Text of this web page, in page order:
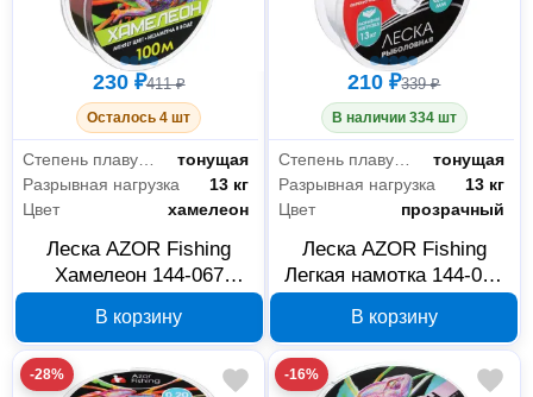
230 ₽411 ₽
Осталось 4 шт
Степень плавучести
тонущая
Разрывная нагрузка
13 кг
Цвет
хамелеон
Леска AZOR Fishing
Хамелеон 144-067
кг
В корзину
210 ₽339 ₽
В наличии 334 шт
Степень плавучести
тонущая
Разрывная нагрузка
13 кг
Цвет
прозрачный
Леска AZOR Fishing
Легкая намотка 144-058
кг
В корзину
-28% -16%